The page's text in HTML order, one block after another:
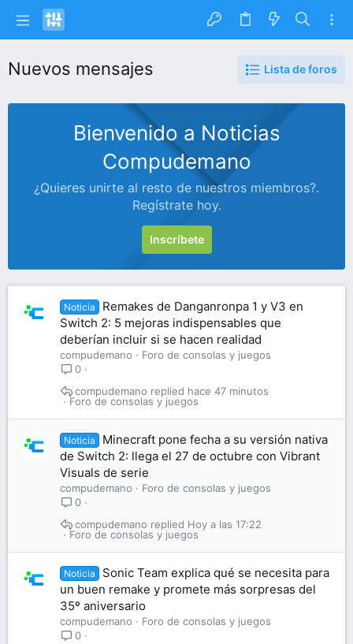
Nuevos mensajes Lista de foros
Bienvenido a Noticias
Compudemano
¿Quieres unirte al resto de nuestros miembros?.
Regístrate hoy.
Inscríbete
Noticia
Remakes de Danganronpa 1 y V3 en
Switch 2: 5 mejoras indispensables que
deberían incluir si se hacen realidad
compudemano
Foro de consolas y juegos
0
Foro de consolas y juegos
hace 47 minutos
compudemano
Noticia
Minecraft pone fecha a su versión nativa
de Switch 2: llega el 27 de octubre con Vibrant
Visuals de serie
compudemano
Foro de consolas y juegos
0
Foro de consolas y juegos
Hoy a las 17:22
compudemano
Noticia
Sonic Team explica qué se necesita para
un buen remake y promete más sorpresas del
35º aniversario
compudemano
Foro de consolas y juegos
0